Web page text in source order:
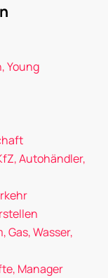
Young
Autohändler,
Wasser,
Manager